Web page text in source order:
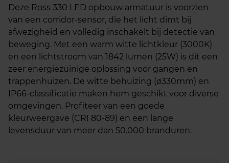
Deze Ross 330 LED opbouw armatuur is voorzien
van een corridor-sensor, die het licht dimt bij
afwezigheid en volledig inschakelt bij detectie van
beweging. Met een warm witte lichtkleur (3000K)
en een lichtstroom van 1842 lumen (25W) is dit een
zeer energiezuinige oplossing voor gangen en
trappenhuizen. De witte behuizing (ø330mm) en
IP66-classificatie maken hem geschikt voor diverse
omgevingen. Profiteer van een goede
kleurweergave (CRI 80-89) en een lange
levensduur van meer dan 50.000 branduren.